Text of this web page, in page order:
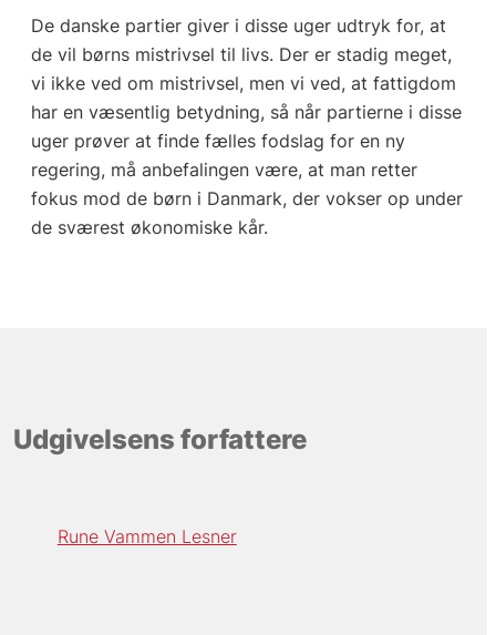
De danske partier giver i disse uger udtryk for, at
de vil børns mistrivsel til livs. Der er stadig meget,
vi ikke ved om mistrivsel, men vi ved, at fattigdom
har en væsentlig betydning, så når partierne i disse
uger prøver at finde fælles fodslag for en ny
regering, må anbefalingen være, at man retter
fokus mod de børn i Danmark, der vokser op under
de sværest økonomiske kår.
Udgivelsens forfattere
Rune Vammen Lesner